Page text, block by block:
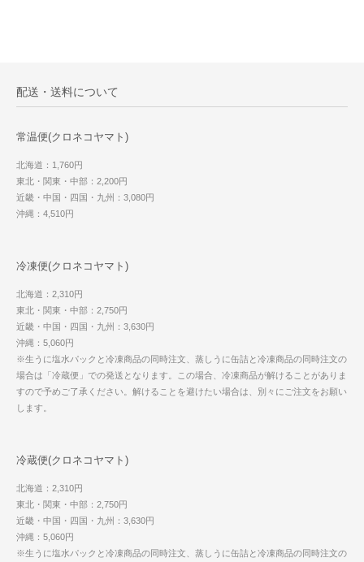
配送・送料について
常温便(クロネコヤマト)
北海道：1,760円
東北・関東・中部：2,200円
近畿・中国・四国・九州：3,080円
沖縄：4,510円
冷凍便(クロネコヤマト)
北海道：2,310円
東北・関東・中部：2,750円
近畿・中国・四国・九州：3,630円
沖縄：5,060円
※生うに塩水パックと冷凍商品の同時注文、蒸しうに缶詰と冷凍商品の同時注文の
場合は「冷蔵便」での発送となります。この場合、冷凍商品が解けることがありま
すので予めご了承ください。解けることを避けたい場合は、別々にご注文をお願い
します。
冷蔵便(クロネコヤマト)
北海道：2,310円
東北・関東・中部：2,750円
近畿・中国・四国・九州：3,630円
沖縄：5,060円
※生うに塩水パックと冷凍商品の同時注文、蒸しうに缶詰と冷凍商品の同時注文の